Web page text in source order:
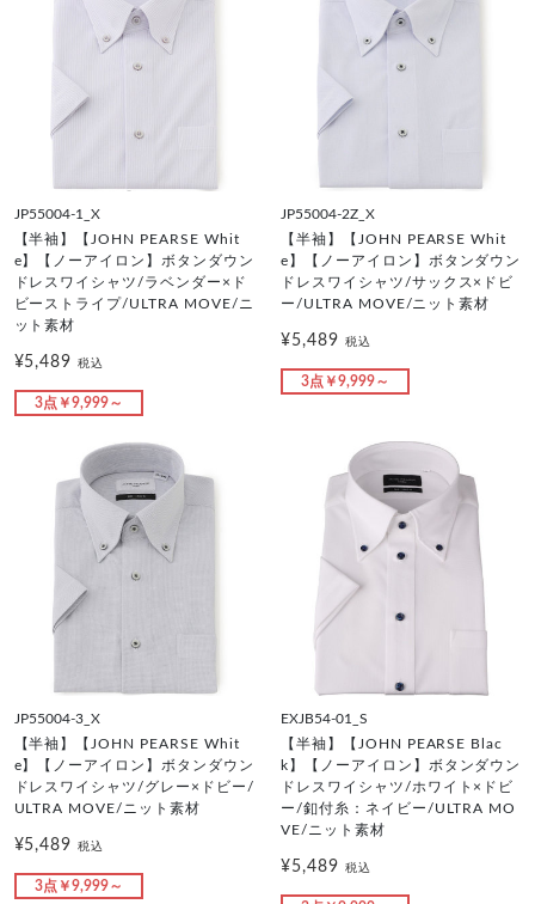
JP55004-1_X
【半袖】【JOHN PEARSE Whit
e】【ノーアイロン】ボタンダウン
ドレスワイシャツ/ラベンダー×ド
ビーストライプ/ULTRA MOVE/ニ
ット素材
¥5,489税込
3点￥9,999～
JP55004-2Z_X
【半袖】【JOHN PEARSE Whit
e】【ノーアイロン】ボタンダウン
ドレスワイシャツ/サックス×ドビ
ー/ULTRA MOVE/ニット素材
¥5,489 税込
3点￥9,999～
JP55004-3_X
【半袖】【JOHN PEARSE Whit
e】【ノーアイロン】ボタンダウン
ドレスワイシャツ/グレー×ドビー/
ULTRA MOVE/ニット素材
¥5,489税込
3点￥9,999～
EXJB54-01_S
【半袖】【JOHN PEARSE Blac
k】【ノーアイロン】ボタンダウン
ドレスワイシャツ/ホワイト×ドビ
ー/釦付糸：ネイビー/ULTRA MO
VE/ニット素材
¥5,489 税込